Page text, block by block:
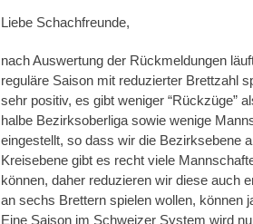
Liebe Schachfreunde,
nach Auswertung der Rückmeldungen
reguläre Saison mit reduzierter Brettzahl
sehr positiv, es gibt weniger “Rückzüge”
halbe Bezirksoberliga sowie wenige
eingestellt, so dass wir die Bezirksebene
Kreisebene gibt es recht viele
können, daher reduzieren wir diese auch
an sechs Brettern spielen wollen, können
Eine Saison im Schweizer System wird